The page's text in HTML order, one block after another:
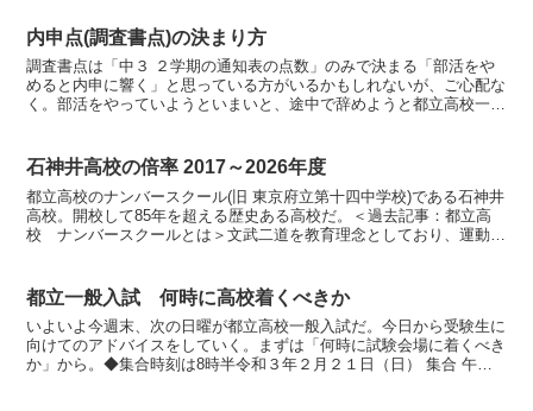
内申点(調査書点)の決まり方
調査書点は「中３ ２学期の通知表の点数」のみで決まる「部活をや
めると内申に響く」と思っている方がいるかもしれないが、ご心配な
く。部活をやっていようといまいと、途中で辞めようと都立高校一般
石神井高校の倍率 2017～2026年度
都立高校のナンバースクール(旧 東京府立第十四中学校)である石神井
高校。開校して85年を超える歴史ある高校だ。＜過去記事：都立高
校 ナンバースクールとは＞文武二道を教育理念としており、運動部
都立一般入試 何時に高校着くべきか
いよいよ今週末、次の日曜が都立高校一般入試だ。今日から受験生に
向けてのアドバイスをしていく。まずは「何時に試験会場に着くべき
か」から。◆集合時刻は8時半令和３年２月２１日（日） 集合 午前